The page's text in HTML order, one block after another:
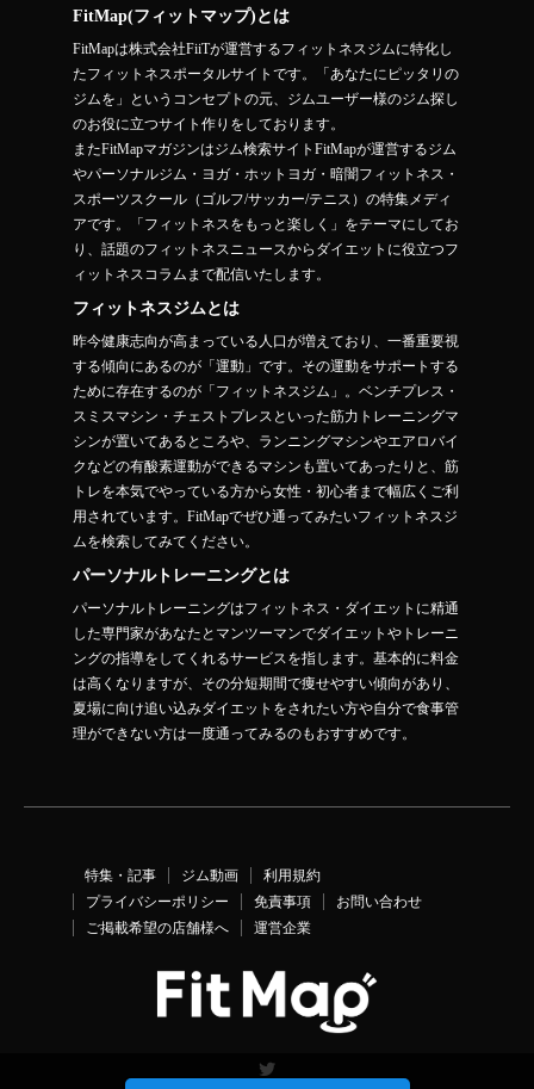
FitMap(フィットマップ)とは
FitMapは株式会社FiiTが運営するフィットネスジムに特化し
たフィットネスポータルサイトです。「あなたにピッタリの
ジムを」というコンセプトの元、ジムユーザー様のジム探し
のお役に立つサイト作りをしております。
またFitMapマガジンはジム検索サイトFitMapが運営するジム
やパーソナルジム・ヨガ・ホットヨガ・暗闇フィットネス・
スポーツスクール（ゴルフ/サッカー/テニス）の特集メディ
アです。「フィットネスをもっと楽しく」をテーマにしてお
り、話題のフィットネスニュースからダイエットに役立つフ
ィットネスコラムまで配信いたします。
フィットネスジムとは
昨今健康志向が高まっている人口が増えており、一番重要視
する傾向にあるのが「運動」です。その運動をサポートする
ために存在するのが「フィットネスジム」。ベンチプレス・
スミスマシン・チェストプレスといった筋力トレーニングマ
シンが置いてあるところや、ランニングマシンやエアロバイ
クなどの有酸素運動ができるマシンも置いてあったりと、筋
トレを本気でやっている方から女性・初心者まで幅広くご利
用されています。FitMapでぜひ通ってみたいフィットネスジ
ムを検索してみてください。
パーソナルトレーニングとは
パーソナルトレーニングはフィットネス・ダイエットに精通
した専門家があなたとマンツーマンでダイエットやトレーニ
ングの指導をしてくれるサービスを指します。基本的に料金
は高くなりますが、その分短期間で痩せやすい傾向があり、
夏場に向け追い込みダイエットをされたい方や自分で食事管
理ができない方は一度通ってみるのもおすすめです。
特集・記事 ジム動画
利用規約
プライバシーポリシー
免責事項
お問い合わせ
ご掲載希望の店舗様へ
運営企業